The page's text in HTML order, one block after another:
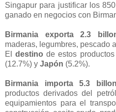
Singapur para justificar los
ganado en negocios con
Birmania exporta 2.3
maderas, legumbres, pescado
Eldestino de estos
(12.7%) y Japón (5.2%).
Birmania importa 5.3
productos derivados del
equipamientos para el